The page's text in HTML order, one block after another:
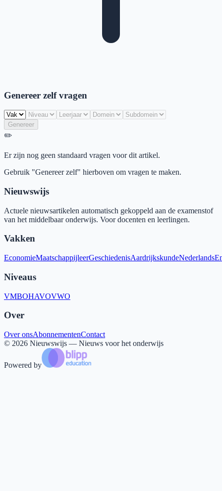
Genereer zelf vragen
Genereer
✏️
Er zijn nog geen standaard vragen voor dit artikel.
Gebruik "Genereer zelf" hierboven om vragen te maken.
Nieuwswijs
Actuele nieuwsartikelen automatisch gekoppeld aan de examenstof
van het middelbaar onderwijs. Voor docenten en leerlingen.
Vakken
EconomieMaatschappijleerGeschiedenisAardrijkskundeNederlands
Niveaus
VMBOHAVOVWO
Over
Over onsAbonnementenContact
© 2026 Nieuwswijs — Nieuws voor het onderwijs
Powered by